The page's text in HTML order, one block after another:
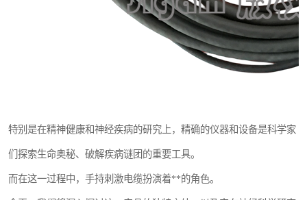
特别是在精神健康和神经疾病的研究上，精确的仪器和设备是科学家
们探索生命奥秘、破解疾病谜团的重要工具。
而在这一过程中，手持刺激电缆扮演着**的角色。